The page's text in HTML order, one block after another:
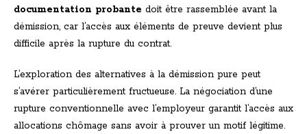
documentation probante doit être rassemblée avant la
démission, car l’accès aux éléments de preuve devient plus
difficile après la rupture du contrat.
L’exploration des alternatives à la démission pure peut
s’avérer particulièrement fructueuse. La négociation d’une
rupture conventionnelle avec l’employeur garantit l’accès aux
allocations chômage sans avoir à prouver un motif légitime.